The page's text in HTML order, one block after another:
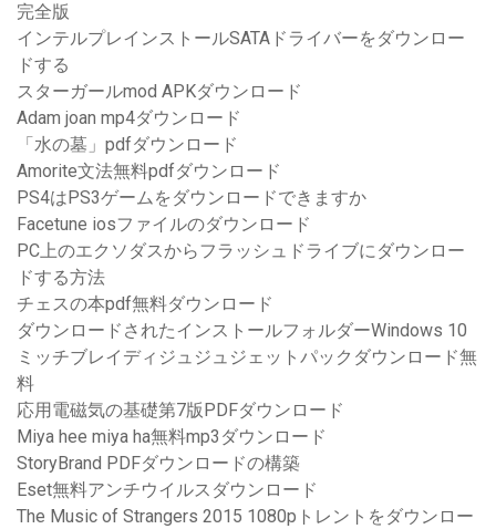
完全版
インテルプレインストールSATAドライバーをダウンロー
ドする
スターガールmod APKダウンロード
Adam joan mp4ダウンロード
「水の墓」pdfダウンロード
Amorite文法無料pdfダウンロード
PS4はPS3ゲームをダウンロードできますか
Facetune iosファイルのダウンロード
PC上のエクソダスからフラッシュドライブにダウンロー
ドする方法
チェスの本pdf無料ダウンロード
ダウンロードされたインストールフォルダーWindows 10
ミッチブレイディジュジュジェットパックダウンロード無
料
応用電磁気の基礎第7版PDFダウンロード
Miya hee miya ha無料mp3ダウンロード
StoryBrand PDFダウンロードの構築
Eset無料アンチウイルスダウンロード
The Music of Strangers 2015 1080pトレントをダウンロー